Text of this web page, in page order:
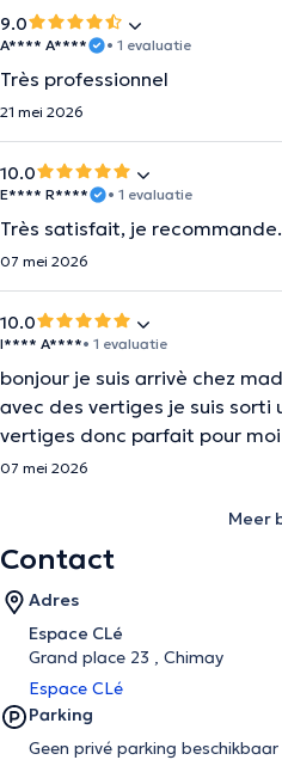
9.0
A**** A**** • 1 evaluatie
Très professionnel
21 mei 2026
10.0
E**** R**** • 1 evaluatie
Très satisfait, je recommande.
07 mei 2026
10.0
I**** A****• 1 evaluatie
bonjour je suis arrivè chez
avec des vertiges je suis sorti
vertiges donc parfait pour
07 mei 2026
Meer
Contact
Adres
Espace CLé
Grand place 23 , Chimay
Espace CLé
Parking
Geen privé parking beschikbaar